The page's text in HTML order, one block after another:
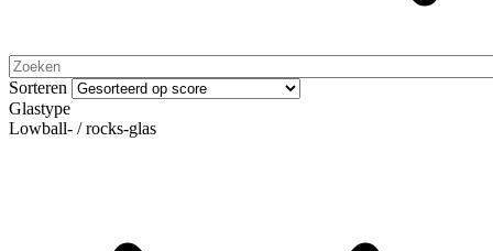
Sorteren
Glastype
Lowball- / rocks-glas